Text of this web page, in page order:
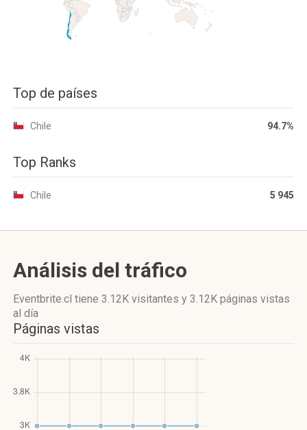
Top de países
Chile 94.7%
Top Ranks
Chile 5 945
Análisis del tráfico
Eventbrite.cl tiene 3.12K visitantes y 3.12K páginas vistas
al día
Páginas vistas